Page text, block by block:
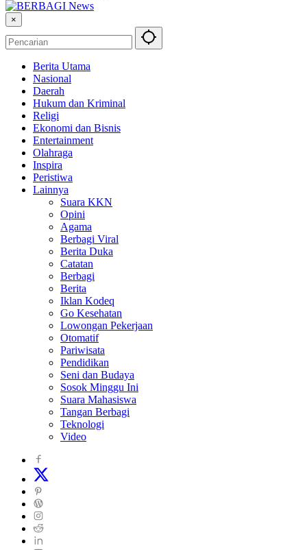
×
Berita Utama
Nasional
Daerah
Hukum dan Kriminal
Religi
Ekonomi dan Bisnis
Entertainment
Olahraga
Inspira
Peristiwa
Lainnya
Suara KKN
Opini
Agama
Berbagi Viral
Berita Duka
Catatan
Berbagi
Berita
Iklan Kodeq
Go Kesehatan
Lowongan Pekerjaan
Otomatif
Pariwisata
Pendidikan
Seni dan Budaya
Sosok Minggu Ini
Suara Mahasiswa
Tangan Berbagi
Teknologi
Video